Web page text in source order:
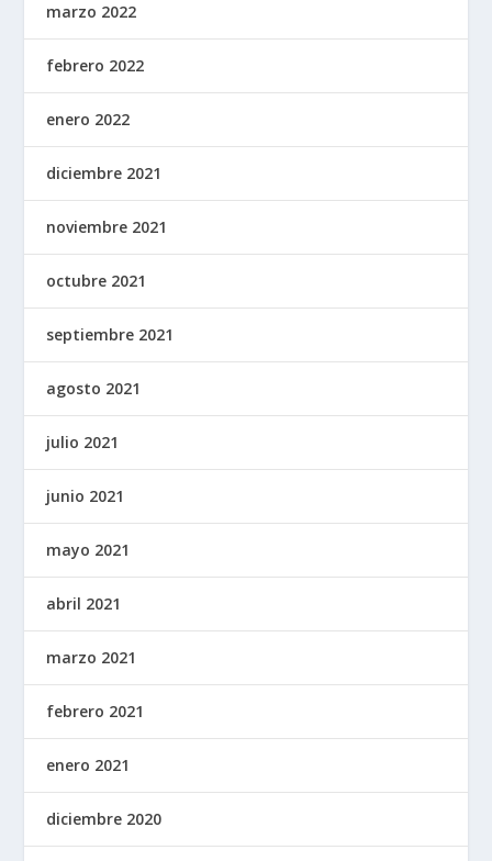
marzo 2022
febrero 2022
enero 2022
diciembre 2021
noviembre 2021
octubre 2021
septiembre 2021
agosto 2021
julio 2021
junio 2021
mayo 2021
abril 2021
marzo 2021
febrero 2021
enero 2021
diciembre 2020